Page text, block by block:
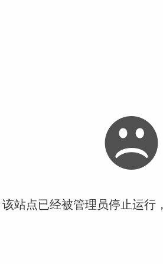
站点已经被管理员停止运行